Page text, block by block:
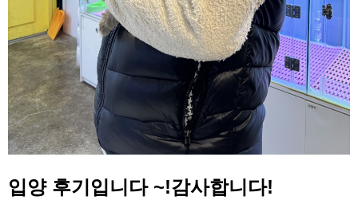
입양 후기입니다 ~!감사합니다!